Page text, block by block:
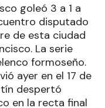
goleó 3 a 1 a
disputado
de esta ciudad
La serie
formoseño.
ayer en el 17 de
despertó
en la recta final